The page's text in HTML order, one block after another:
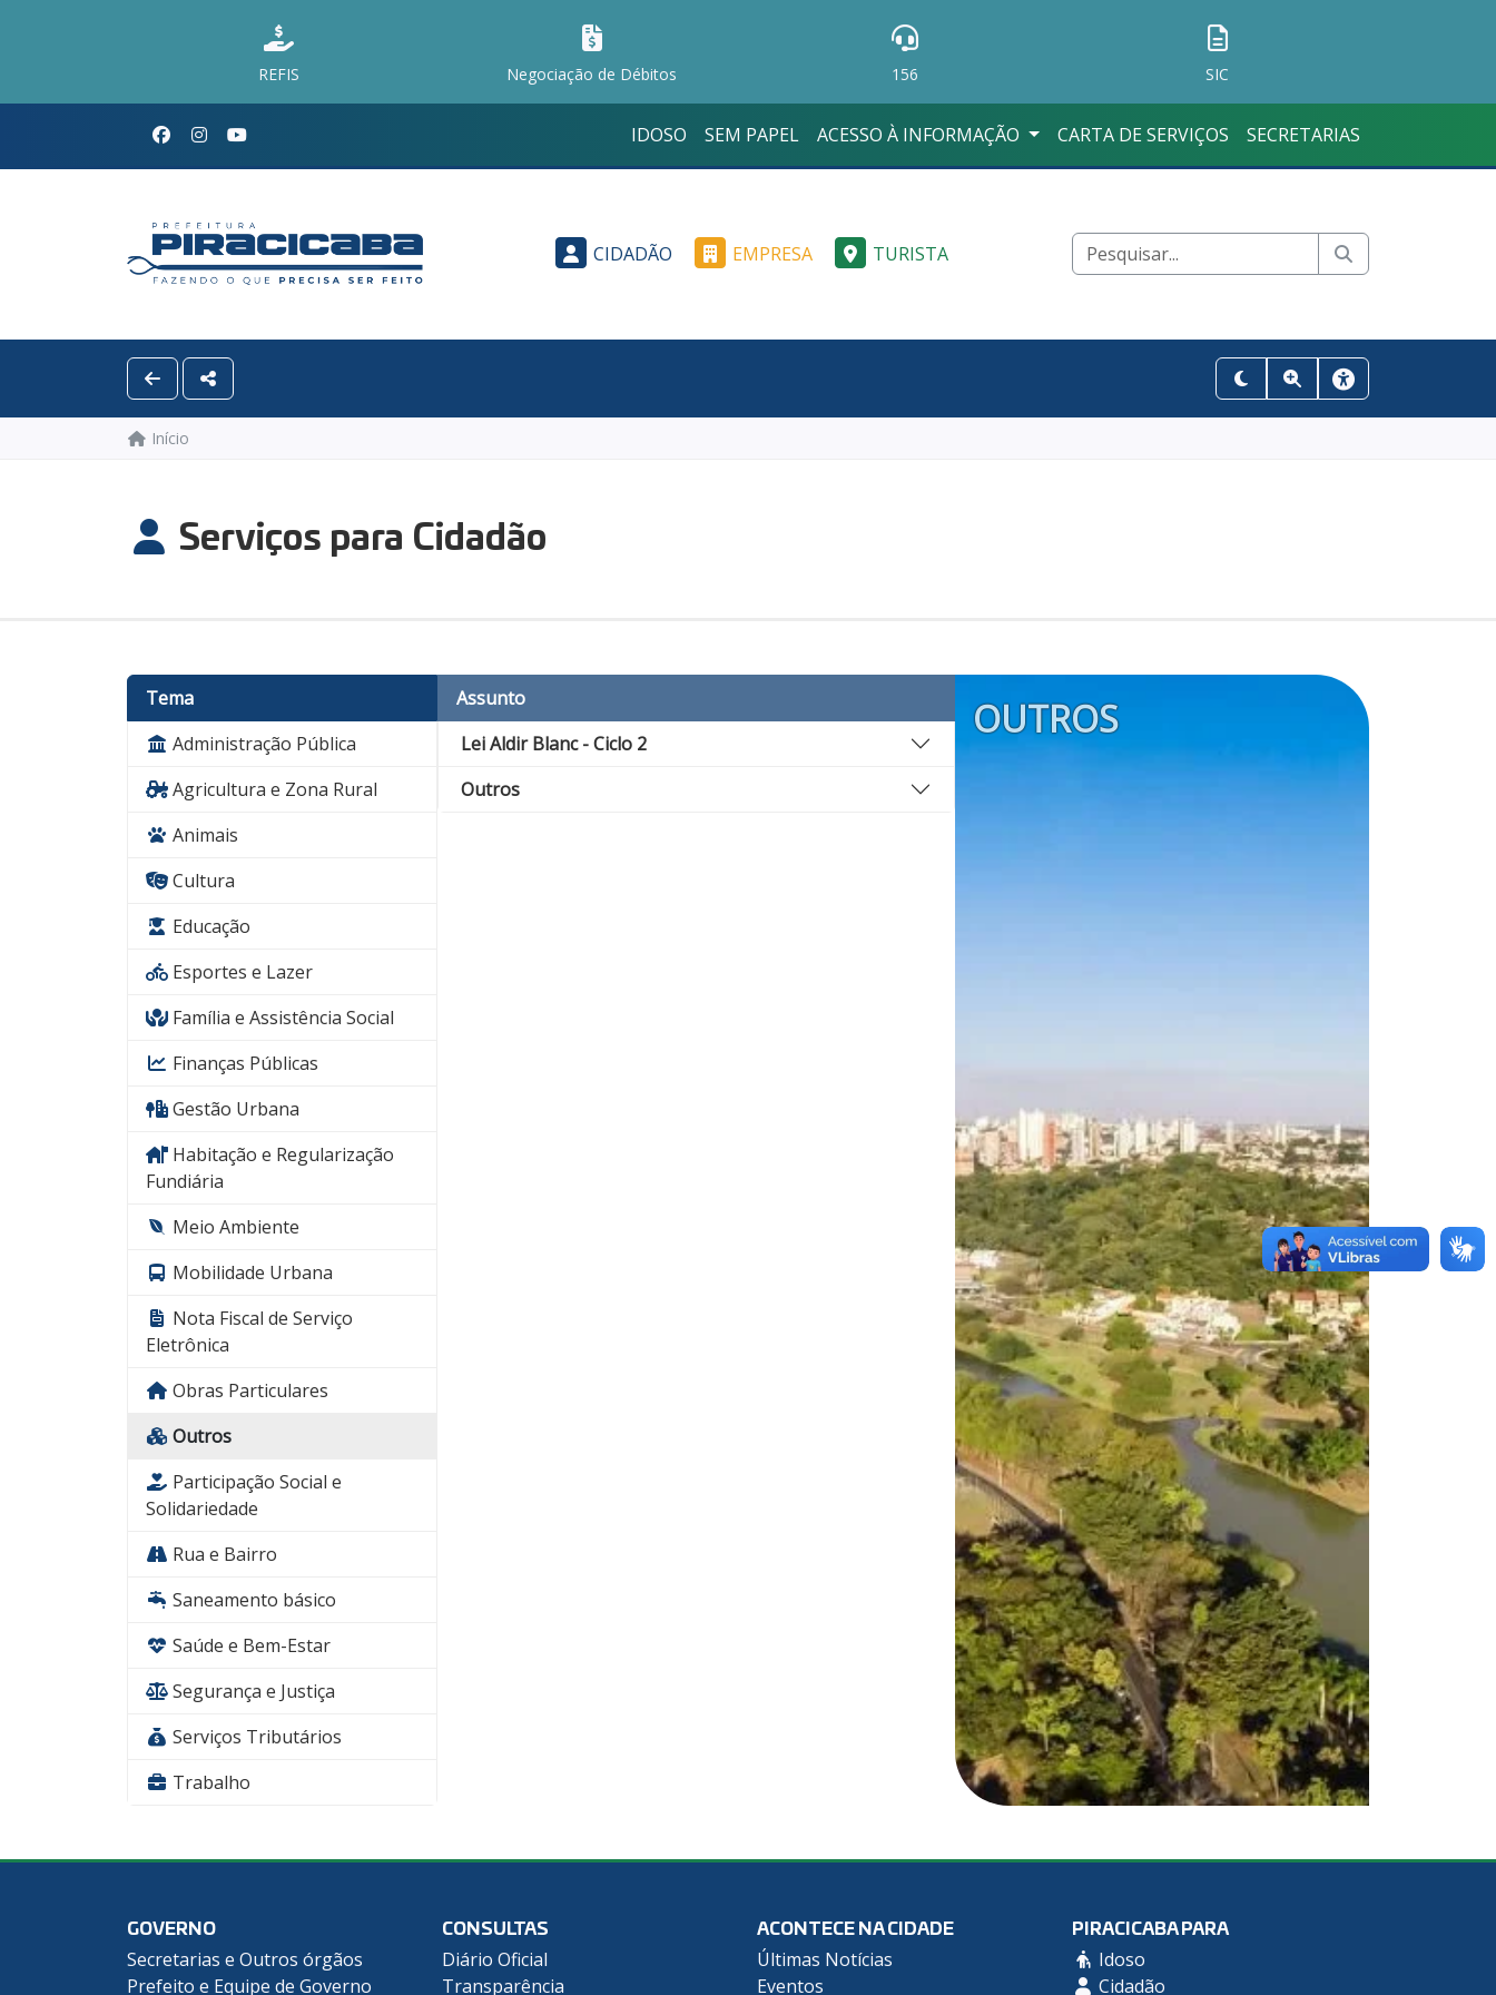
REFIS Negociação de Débitos 156 SIC
IDOSO SEM PAPEL ACESSO À INFORMAÇÃO CARTA DE SERVIÇOS SECRETARIAS
CIDADÃO EMPRESA TURISTA
Início
Serviços para Cidadão
Tema
Administração Pública
Agricultura e Zona Rural
Animais
Cultura
Educação
Esportes e Lazer
Família e Assistência Social
Finanças Públicas
Gestão Urbana
Habitação e Regularização
Fundiária
Meio Ambiente
Mobilidade Urbana
Nota Fiscal de Serviço
Eletrônica
Obras Particulares
Outros
Participação Social e
Solidariedade
Rua e Bairro
Saneamento básico
Saúde e Bem-Estar
Segurança e Justiça
Serviços Tributários
Trabalho
Assunto
Lei Aldir Blanc - Ciclo 2
Outros
OUTROS
GOVERNO
Secretarias e Outros órgãos
Prefeito e Equipe de Governo
CONSULTAS
Diário Oficial
Transparência
ACONTECE NA CIDADE
Últimas Notícias
Eventos
PIRACICABA PARA
Idoso
Cidadão